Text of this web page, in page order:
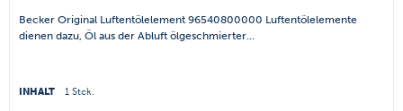
Becker Original Luftentölelement 96540800000 Luftentölelemente
dienen dazu, Öl aus der Abluft ölgeschmierter...
INHALT 1 Stck.